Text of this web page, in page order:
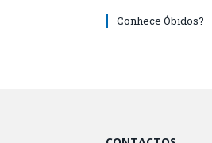
Conhece Óbidos?